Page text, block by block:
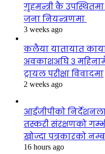
गृहमन्त्री कै
जना नियन्त्रणमा
3 weeks ago
कलैया यातायात
अवकाशअघि ३
ट्रायल परीक्षा विवादमा
2 weeks ago
आईजीपीको
तस्करी संरक्षणको
खोज्दा पत्रकारको
16 hours ago